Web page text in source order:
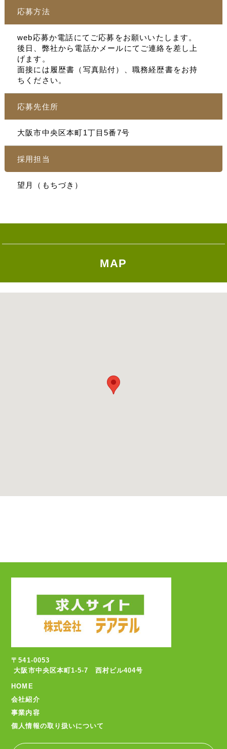
応募方法
web応募か電話にてご応募をお願いいたします。
後日、弊社から電話かメールにてご連絡を差し上
げます。
面接には履歴書（写真貼付）、職務経歴書をお持
ちください。
応募先住所
大阪市中央区本町1丁目5番7号
採用担当
望月（もちづき）
MAP
〒541-0053
大阪市中央区本町1-5-7 西村ビル404号
HOME
会社紹介
事業内容
個人情報の取り扱いについて